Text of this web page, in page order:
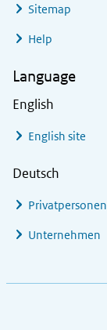
Sitemap
Help
Language
English
English site
Deutsch
Privatpersonen
Unternehmen